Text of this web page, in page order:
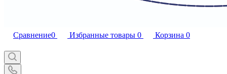
Сравнение0 Избранные товары 0 Корзина 0